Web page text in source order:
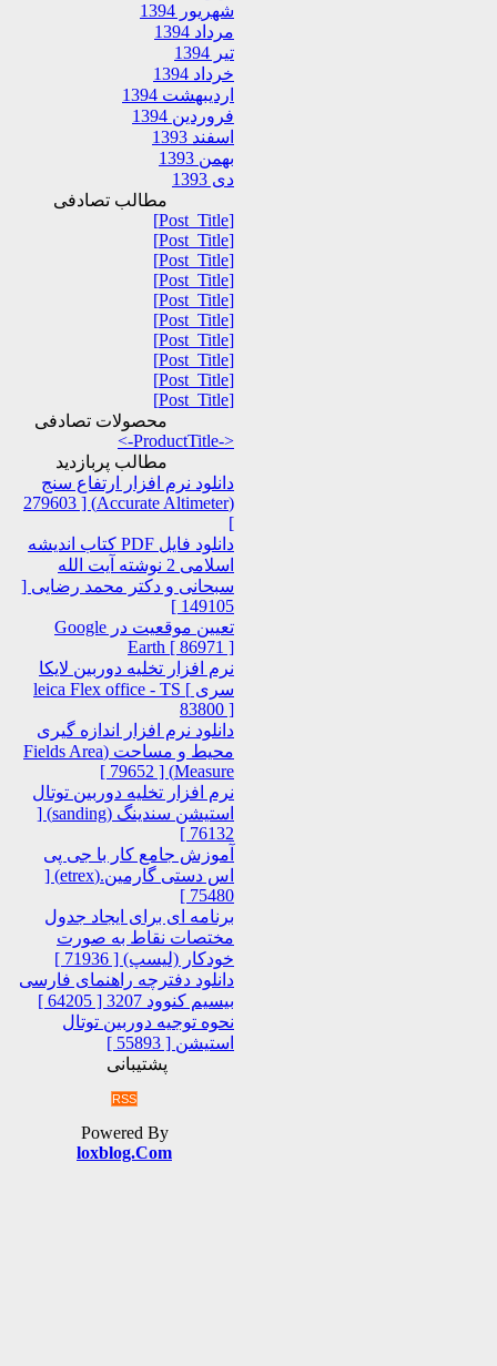
شهریور 1394
مرداد 1394
تیر 1394
خرداد 1394
اردیبهشت 1394
فروردین 1394
اسفند 1393
بهمن 1393
دی 1393
مطالب تصادفی
[Post_Title]
[Post_Title]
[Post_Title]
[Post_Title]
[Post_Title]
[Post_Title]
[Post_Title]
[Post_Title]
[Post_Title]
[Post_Title]
محصولات تصادفی
<-ProductTitle->
مطالب پربازدید
دانلود نرم افزار ارتفاع سنج
(Accurate Altimeter) [ 279603
]
دانلود فایل PDF کتاب اندیشه
اسلامی 2 نوشته آیت الله
سبحانی و دکتر محمد رضایی [
149105 ]
تعیین موقعیت در Google
Earth [ 86971 ]
نرم افزار تخلیه دوربین لایکا
سری leica Flex office - TS [
83800 ]
دانلود نرم افزار اندازه گیری
محیط و مساحت (Fields Area
Measure) [ 79652 ]
نرم افزار تخلیه دوربین توتال
استیشن سندینگ (sanding) [
76132 ]
آموزش جامع کار با جی پی
اس دستی گارمین.(etrex) [
75480 ]
برنامه ای برای ایجاد جدول
مختصات نقاط به صورت
خودکار (لیسپ) [ 71936 ]
دانلود دفترچه راهنمای فارسی
بیسیم کنوود 3207 [ 64205 ]
نحوه توجیه دوربین توتال
استیشن [ 55893 ]
پشتیبانی
RSS
Powered By
loxblog.Com